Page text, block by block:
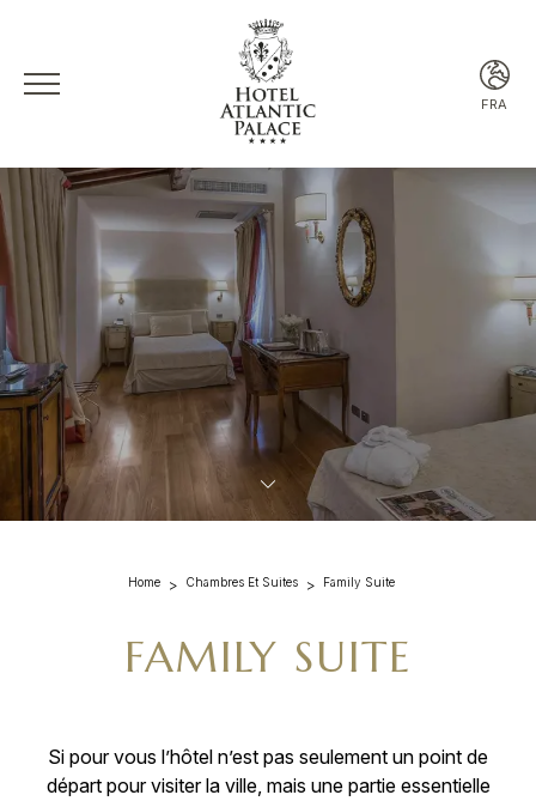
FRA
ENG
Home Chambres Et Suites Family Suite
FAMILY SUITE
Si pour vous l’hôtel n’est pas seulement un point de
départ pour visiter la ville, mais une partie essentielle